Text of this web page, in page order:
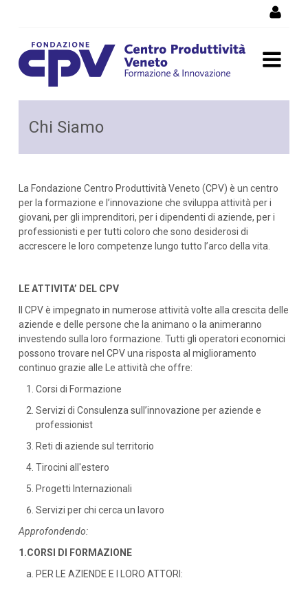
Organizzazione corsi di
formazione professionali,
serali, assistenza nuova
impresa.
Chi Siamo
La Fondazione Centro Produttività Veneto (CPV) è un centro
per la formazione e l’innovazione che sviluppa attività per i
giovani, per gli imprenditori, per i dipendenti di aziende, per i
professionisti e per tutti coloro che sono desiderosi di
accrescere le loro competenze lungo tutto l’arco della vita.
LE ATTIVITA’ DEL CPV
Il CPV è impegnato in numerose attività volte alla crescita delle
aziende e delle persone che la animano o la animeranno
investendo sulla loro formazione. Tutti gli operatori economici
possono trovare nel CPV una risposta al miglioramento
continuo grazie alle Le attività che offre:
Corsi di Formazione
Servizi di Consulenza sull’innovazione per aziende e
professionist
Reti di aziende sul territorio
Tirocini all'estero
Progetti Internazionali
Servizi per chi cerca un lavoro
Approfondendo:
1.CORSI DI FORMAZIONE
PER LE AZIENDE E I LORO ATTORI: